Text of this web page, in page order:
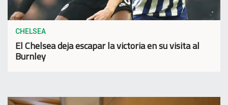
CHELSEA
El Chelsea deja escapar la victoria en su visita al
Burnley